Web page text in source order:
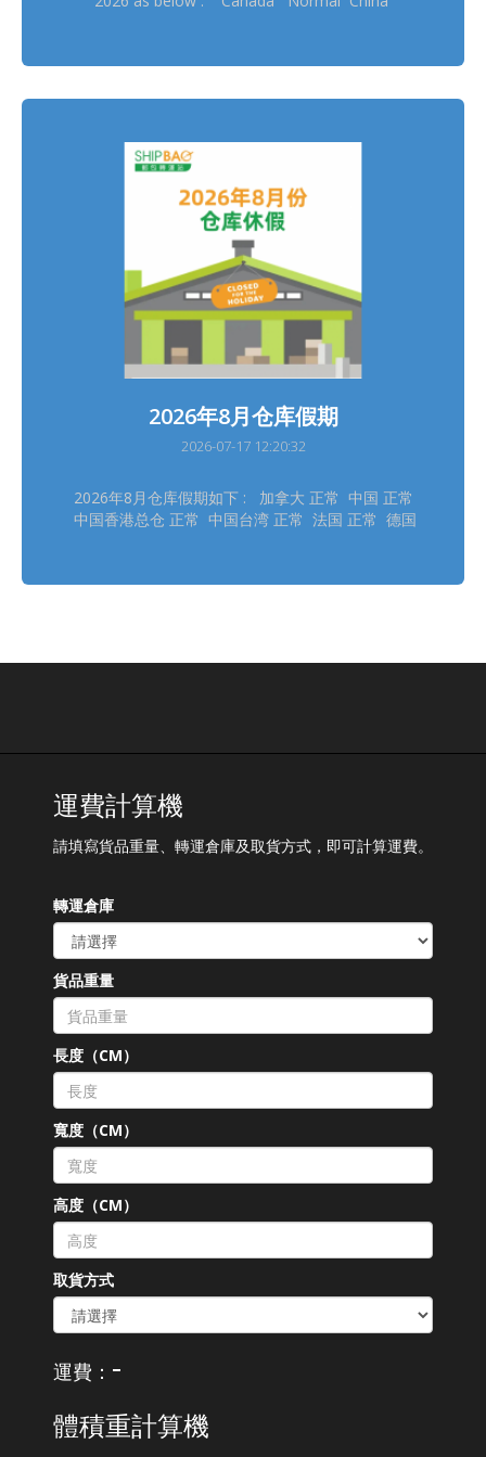
Dresden Normal Germany Erftstadt Normal
schedule your pickup arrangement in advance
═══════════ Stock in & out will be suspended
during warehouses holidays and sorry for the
inconvenience ═══════════ *Warehouses
holidays may subject to temporary changes, this
version shall prevail
2026年8月仓库假期
2026-07-17 12:20:32
2026年8月仓库假期如下 : 加拿大 正常 中国 正常
中国香港总仓 正常 中国台湾 正常 法国 正常 德国
美国德拉华州 (免税仓及海运仓) 正常
運費計算機
請填寫貨品重量、轉運倉庫及取貨方式，即可計算運費。
轉運倉庫
貨品重量
長度（CM）
寬度（CM）
高度（CM）
取貨方式
運費： -
體積重計算機